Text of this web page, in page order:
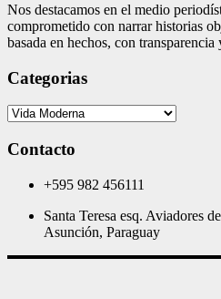
Nos destacamos en el medio
comprometido con narrar historias
basada en hechos, con
Categorias
Categorias
Contacto
+595 982 456111
Santa Teresa esq. Aviadores
Asunción, Paraguay